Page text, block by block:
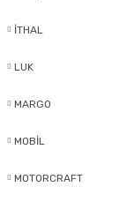
İTHAL
LUK
MARGO
MOBİL
MOTORCRAFT